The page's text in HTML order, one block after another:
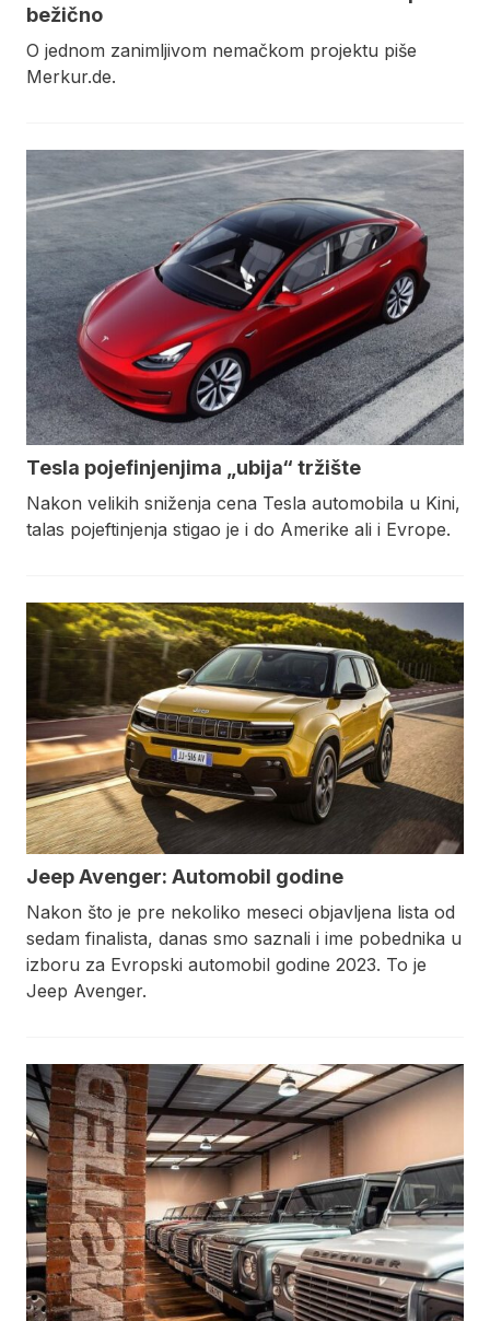
bežično
O jednom zanimljivom nemačkom projektu piše
Merkur.de.
Tesla pojefinjenjima „ubija“ tržište
Nakon velikih sniženja cena Tesla automobila u Kini,
talas pojeftinjenja stigao je i do Amerike ali i Evrope.
Jeep Avenger: Automobil godine
Nakon što je pre nekoliko meseci objavljena lista od
sedam finalista, danas smo saznali i ime pobednika u
izboru za Evropski automobil godine 2023. To je
Jeep Avenger.